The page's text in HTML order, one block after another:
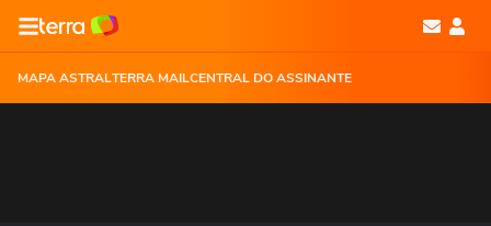
MAPA ASTRALTERRA MAILCENTRAL DO ASSINANTE